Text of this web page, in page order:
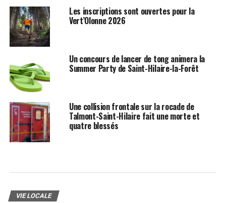
Les inscriptions sont ouvertes pour la
Vert’Olonne 2026
Un concours de lancer de tong animera la
Summer Party de Saint-Hilaire-la-Forêt
Une collision frontale sur la rocade de
Talmont-Saint-Hilaire fait une morte et
quatre blessés
VIE LOCALE